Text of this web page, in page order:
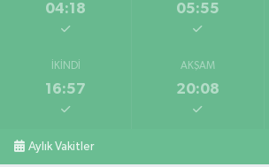
04:18 05:55
İKINDI
16:57
AKŞAM
20:08
Aylık Vakitler